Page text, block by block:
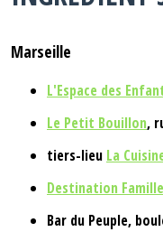
Marseille
L'Espace des
Le Petit Bouillon,
tiers-lieu La
Destination
Bar du Peuple,